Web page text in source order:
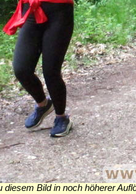
diesem Bild in noch höherer